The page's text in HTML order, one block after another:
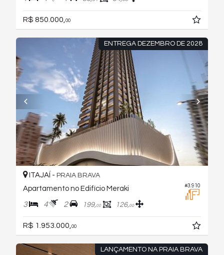
R$ 850.000, 00
ENTREGA DEZEMBRO DE 2028
#3.910
ITAJAÍ - PRAIA BRAVA
Apartamento no Edifício Meraki
3 4 2 199,00 126,00
R$ 1.953.000,00
LANÇAMENTO NA PRAIA BRAVA